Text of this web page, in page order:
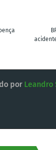
por Leandro